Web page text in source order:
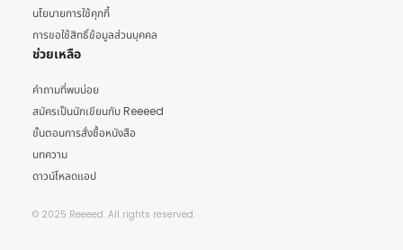
นโยบายการใช้คุกกี้
การขอใช้สิทธิ์ข้อมูลส่วนบุคคล
ช่วยเหลือ
คำถามที่พบบ่อย
สมัครเป็นนักเขียนกับ Reeeed
ขั้นตอนการสั่งซื้อหนังสือ
บทความ
ดาวน์โหลดแอป
© 2025 Reeeed. All rights reserved.